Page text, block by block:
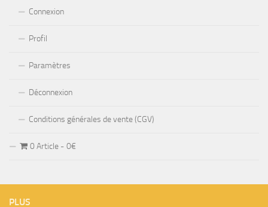
Connexion
Profil
Paramètres
Déconnexion
Conditions générales de vente (CGV)
0 Article 0€
PLUS